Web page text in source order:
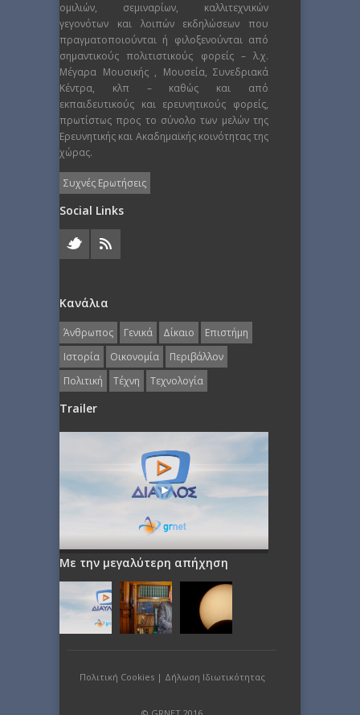
ομιλιών, σεμιναρίων, καλλιτεχνικών
γεγονότων και λοιπών εκδηλώσεων που
πραγματοποιούνται ή φιλοξενούνται από
σημαντικούς πολιτιστικούς φορείς – λ.χ.
Μέγαρα Μουσικής , Μουσεία, Συνεδριακά
Κέντρα, κλπ – καθώς και από
εκπαιδευτικούς και ερευνητικούς φορείς,
πρωτίστως προς το σύνολο των μελών της
Ερευνητικής και Ακαδημαϊκής κοινότητας της
χώρας.
Συχνές Ερωτήσεις
Social Links
Κανάλια
Άνθρωπος Γενικά Δίκαιο
Επιστήμη
Ιστορία
Οικονομία
Περιβάλλον
Πολιτική
Τέχνη Τεχνολογία
Trailer
Με την μεγαλύτερη απήχηση
Πολιτική Cookies| Δήλωση Ιδιωτικότητας